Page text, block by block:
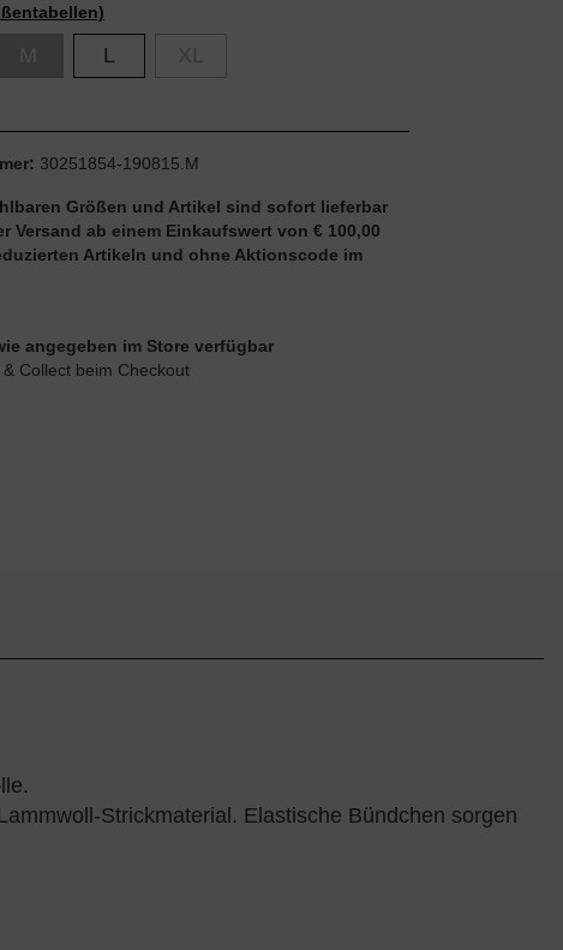
L
30251854-190815.M
Größen und Artikel sind sofort lieferbar
Versand ab einem Einkaufswert von € 100,00
Artikeln und ohne Aktionscode im
angegeben im Store verfügbar
Collect beim Checkout
Strickmaterial. Elastische Bündchen sorgen